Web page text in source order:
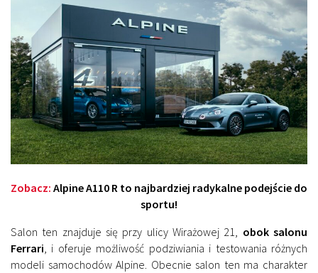
Zobacz: Alpine A110 R to najbardziej radykalne podejście do
sportu!
Salon ten znajduje się przy ulicy Wirażowej 21, obok salonu
Ferrari, i oferuje możliwość podziwiania i testowania różnych
modeli samochodów Alpine. Obecnie salon ten ma charakter